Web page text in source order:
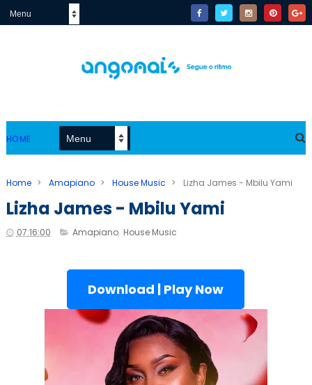
HOME
Home > Amapiano > House Music > Lizha James - Mbilu Yami
Lizha James - Mbilu Yami
07:16:00 Amapiano, House Music
Download | Play Now